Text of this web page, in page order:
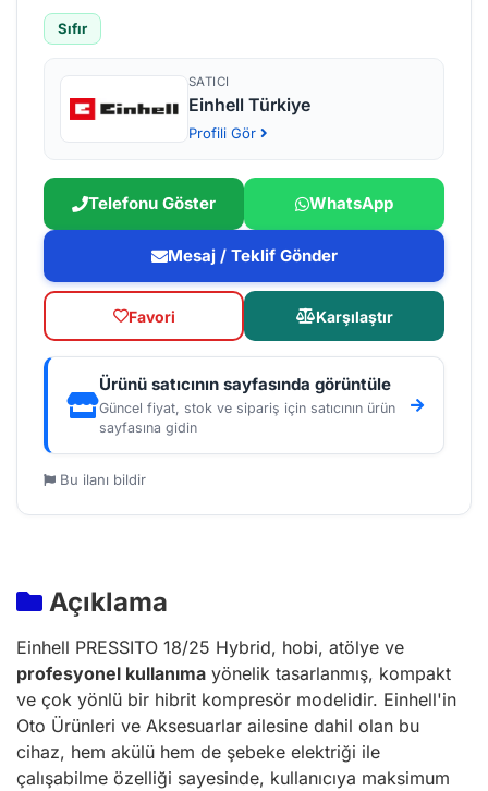
Sıfır
SATICI
Einhell Türkiye
Profili Gör
Telefonu Göster WhatsApp
Mesaj / Teklif Gönder
Favori Karşılaştır
Ürünü satıcının sayfasında görüntüle
Güncel fiyat, stok ve sipariş için satıcının ürün
sayfasına gidin
Bu ilanı bildir
Açıklama
Einhell PRESSITO 18/25 Hybrid, hobi, atölye ve
profesyonel kullanıma yönelik tasarlanmış, kompakt
ve çok yönlü bir hibrit kompresör modelidir. Einhell'in
Oto Ürünleri ve Aksesuarlar ailesine dahil olan bu
cihaz, hem akülü hem de şebeke elektriği ile
çalışabilme özelliği sayesinde, kullanıcıya maksimum